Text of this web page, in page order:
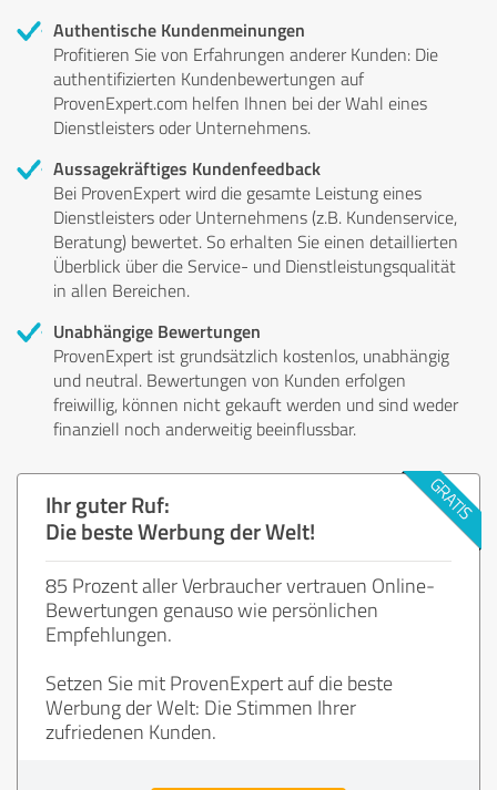
Authentische Kundenmeinungen
Profitieren Sie von Erfahrungen anderer Kunden: Die
authentifizierten Kundenbewertungen auf
ProvenExpert.com helfen Ihnen bei der Wahl eines
Dienstleisters oder Unternehmens.
Aussagekräftiges Kundenfeedback
Bei ProvenExpert wird die gesamte Leistung eines
Dienstleisters oder Unternehmens (z.B. Kundenservice,
Beratung) bewertet. So erhalten Sie einen detaillierten
Überblick über die Service- und Dienstleistungsqualität
in allen Bereichen.
Unabhängige Bewertungen
ProvenExpert ist grundsätzlich kostenlos, unabhängig
und neutral. Bewertungen von Kunden erfolgen
freiwillig, können nicht gekauft werden und sind weder
finanziell noch anderweitig beeinflussbar.
Ihr guter Ruf:
Die beste Werbung der Welt!
85 Prozent aller Verbraucher vertrauen Online-
Bewertungen genauso wie persönlichen
Empfehlungen.
Setzen Sie mit ProvenExpert auf die beste
Werbung der Welt: Die Stimmen Ihrer
zufriedenen Kunden.